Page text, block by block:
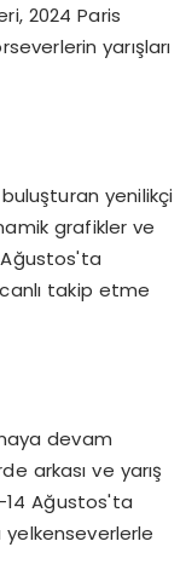
2024 Paris
yarışları
yenilikçi
grafikler ve
Ağustos'ta
takip etme
devam
arkası ve yarış
14 Ağustos'ta
yelkenseverlerle